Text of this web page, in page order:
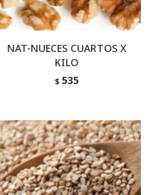
NAT-NUECES CUARTOS X
KILO
$ 535